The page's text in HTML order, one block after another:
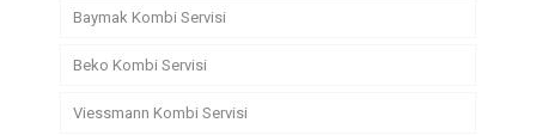
Baymak Kombi Servisi
Beko Kombi Servisi
Viessmann Kombi Servisi